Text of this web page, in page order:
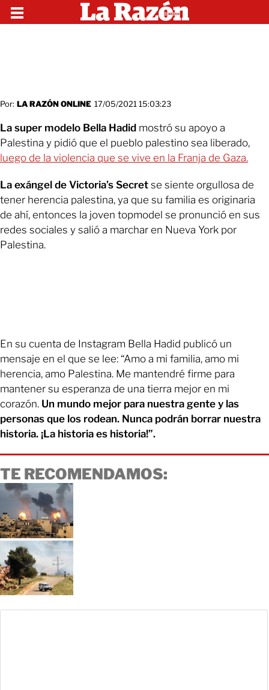
Por: LA RAZÓN ONLINE 17/05/2021 15:03:23
La super modelo Bella Hadid mostró su apoyo a
Palestina y pidió que el pueblo palestino sea liberado,
luego de la violencia que se vive en la Franja de Gaza.
La exángel de Victoria’s Secret se siente orgullosa de
tener herencia palestina, ya que su familia es originaria
de ahí, entonces la joven topmodel se pronunció en sus
redes sociales y salió a marchar en Nueva York por
Palestina.
En su cuenta de Instagram Bella Hadid publicó un
mensaje en el que se lee: “Amo a mi familia, amo mi
herencia, amo Palestina. Me mantendré firme para
mantener su esperanza de una tierra mejor en mi
corazón. Un mundo mejor para nuestra gente y las
personas que los rodean. Nunca podrán borrar nuestra
historia. ¡La historia es historia!”.
TE RECOMENDAMOS: